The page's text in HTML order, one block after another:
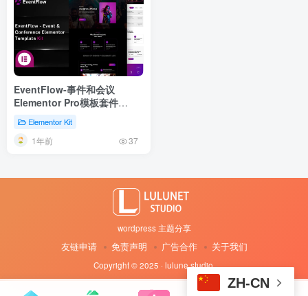
EventFlow-事件和会议
Elementor Pro模板套件
Elementor Kit
Elementor Kit
1年前 37
wordpress 主题分享
友链申请 免责声明 广告合作 关于我们
Copyright © 2025 · lulune studio·
ZH-CN